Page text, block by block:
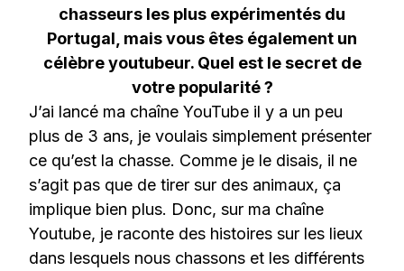
chasseurs les plus expérimentés du
Portugal, mais vous êtes également un
célèbre youtubeur. Quel est le secret de
votre popularité ?
J’ai lancé ma chaîne YouTube il y a un peu
plus de 3 ans, je voulais simplement présenter
ce qu’est la chasse. Comme je le disais, il ne
s’agit pas que de tirer sur des animaux, ça
implique bien plus. Donc, sur ma chaîne
Youtube, je raconte des histoires sur les lieux
dans lesquels nous chassons et les différents